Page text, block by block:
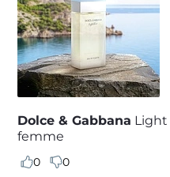
Dolce & Gabbana Light
femme
0 0